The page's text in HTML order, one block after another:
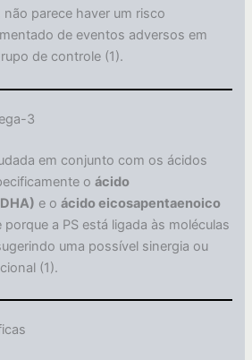
parece haver um risco
de eventos adversos em
de controle (1).
3
em conjunto com os ácidos
oácido
e oácido eicosapentaenoico
porque a PS está ligada às moléculas
uma possível sinergia ou
(1).